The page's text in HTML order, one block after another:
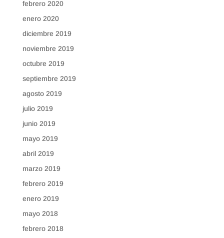
febrero 2020
enero 2020
diciembre 2019
noviembre 2019
octubre 2019
septiembre 2019
agosto 2019
julio 2019
junio 2019
mayo 2019
abril 2019
marzo 2019
febrero 2019
enero 2019
mayo 2018
febrero 2018